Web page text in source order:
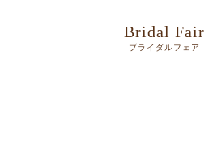
Bridal Fair
ブライダルフェア